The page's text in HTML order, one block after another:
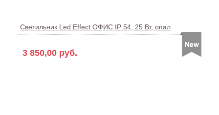
Светильник Led Effect ОФИС IP 54, 25 Вт, опал
3 850,00 руб.